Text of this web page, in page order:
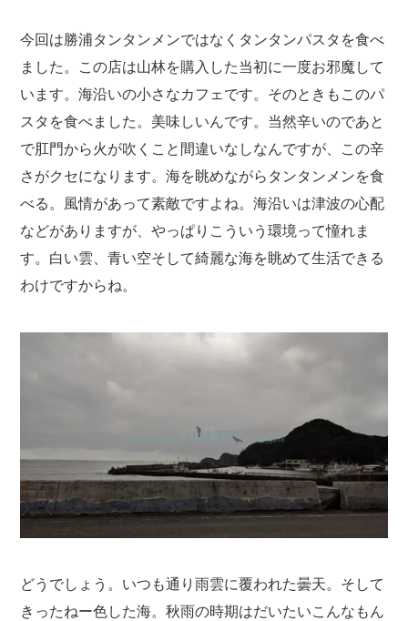
今回は勝浦タンタンメンではなくタンタンパスタを食べ
ました。この店は山林を購入した当初に一度お邪魔して
います。海沿いの小さなカフェです。そのときもこのパ
スタを食べました。美味しいんです。当然辛いのであと
で肛門から火が吹くこと間違いなしなんですが、この辛
さがクセになります。海を眺めながらタンタンメンを食
べる。風情があって素敵ですよね。海沿いは津波の心配
などがありますが、やっぱりこういう環境って憧れま
す。白い雲、青い空そして綺麗な海を眺めて生活できる
わけですからね。
どうでしょう。いつも通り雨雲に覆われた曇天。そして
きったねー色した海。秋雨の時期はだいたいこんなもん